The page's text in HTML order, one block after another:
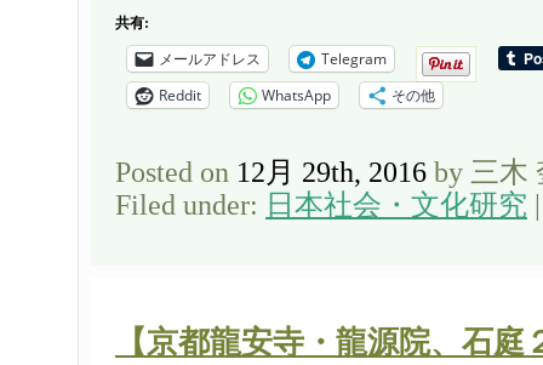
共有:
メールアドレス
Telegram
Reddit
WhatsApp その他
Posted on 12月 29th, 2016 by 三木
Filed under: 日本社会・文化研究
【京都龍安寺・龍源院、石庭